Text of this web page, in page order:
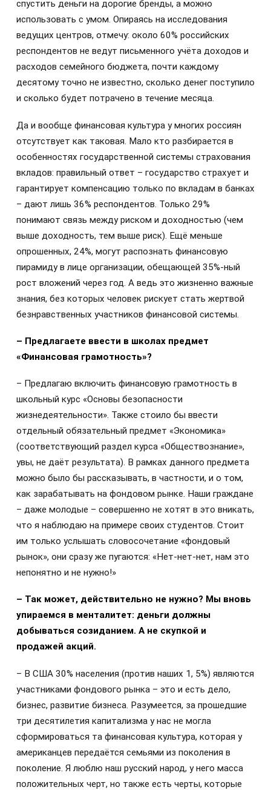
спустить деньги на дорогие бренды, а можно
использовать с умом. Опираясь на исследования
ведущих центров, отмечу: около 60% российских
респондентов не ведут письменного учёта доходов и
расходов семейного бюджета, почти каждому
десятому точно не известно, сколько денег поступило
и сколько будет потрачено в течение месяца.
Да и вообще финансовая культура у многих россиян
отсутствует как таковая. Мало кто разбирается в
особенностях государственной системы страхования
вкладов: правильный ответ – государство страхует и
гарантирует компенсацию только по вкладам в банках
– дают лишь 36% респондентов. Только 29%
понимают связь между риском и доходностью (чем
выше доходность, тем выше риск). Ещё меньше
опрошенных, 24%, могут распознать финансовую
пирамиду в лице организации, обещающей 35%-ный
рост вложений через год. А ведь это жизненно важные
знания, без которых человек рискует стать жертвой
безнравственных участников финансовой системы.
– Предлагаете ввести в школах предмет
«Финансовая грамотность»?
– Предлагаю включить финансовую грамотность в
школьный курс «Основы безопасности
жизнедеятельности». Также стоило бы ввести
отдельный обязательный предмет «Экономика»
(соответствующий раздел курса «Обществознание»,
увы, не даёт результата). В рамках данного предмета
можно было бы рассказывать, в частности, и о том,
как зарабатывать на фондовом рынке. Наши граждане
– даже молодые – совершенно не хотят в это вникать,
что я наблюдаю на примере своих студентов. Стоит
им только услышать словосочетание «фондовый
рынок», они сразу же пугаются: «Нет-нет-нет, нам это
непонятно и не нужно!»
– Так может, действительно не нужно? Мы вновь
упираемся в менталитет: деньги должны
добываться созиданием. А не скупкой и
продажей акций.
– В США 30% населения (против наших 1, 5%) являются
участниками фондового рынка – это и есть дело,
бизнес, развитие бизнеса. Разумеется, за прошедшие
три десятилетия капитализма у нас не могла
сформироваться та финансовая культура, которая у
американцев передаётся семьями из поколения в
поколение. Я люблю наш русский народ, у него масса
положительных черт, но также есть черты, которые